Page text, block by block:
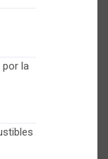
por la